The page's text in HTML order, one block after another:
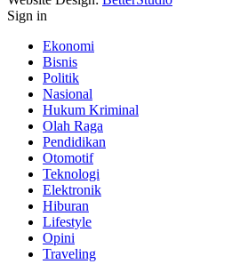
Sign in
Ekonomi
Bisnis
Politik
Nasional
Hukum Kriminal
Olah Raga
Pendidikan
Otomotif
Teknologi
Elektronik
Hiburan
Lifestyle
Opini
Traveling